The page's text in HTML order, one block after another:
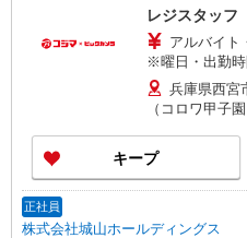
レジスタッフ
アルバイト
※曜日・出勤
兵庫県西宮
（コロワ甲子園
キープ
正社員
株式会社城山ホールディングス